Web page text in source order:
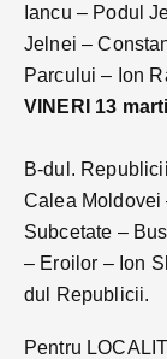
Iancu – Podul
Jelnei –
Parcului – Ion
VINERI 13
B-dul.
Calea Moldovei
Subcetate –
– Eroilor – Ion
dul Republicii.
Pentru